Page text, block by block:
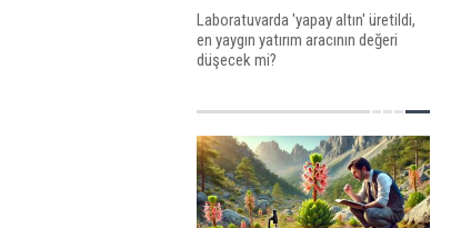
Laboratuvarda 'yapay altın' üretildi,
en yaygın yatırım aracının değeri
düşecek mi?